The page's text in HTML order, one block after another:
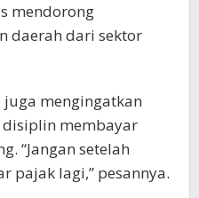
mendorong
daerah dari sektor
mengingatkan
membayar
“Jangan setelah
pajak lagi,” pesannya.